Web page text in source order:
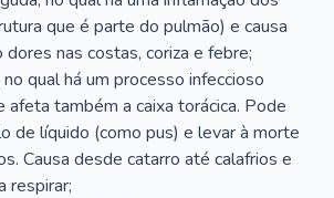
que é parte do pulmão) e causa
nas costas, coriza e febre;
no qual há um processo infeccioso
afeta também a caixa torácica. Pode
de líquido (como pus) e levar à morte
Causa desde catarro até calafrios e
respirar;